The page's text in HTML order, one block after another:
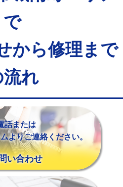
超え）
） 38,500円
価格です。
で
から修理まで
流れ
話または
よりご連絡ください。
い合わせ